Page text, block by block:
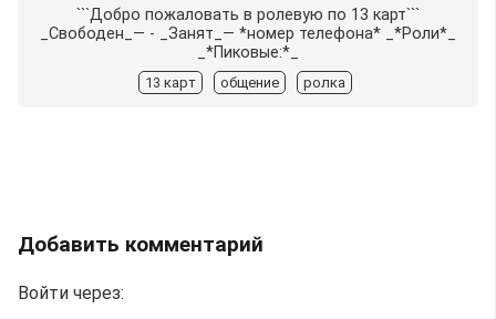
```Добро пожаловать в ролевую по 13 карт```
_Свободен_— - _Занят_— *номер телефона* _*Роли*_
_*️Пиковые️:*_
13 карт общение ролка
Добавить комментарий
Войти через: